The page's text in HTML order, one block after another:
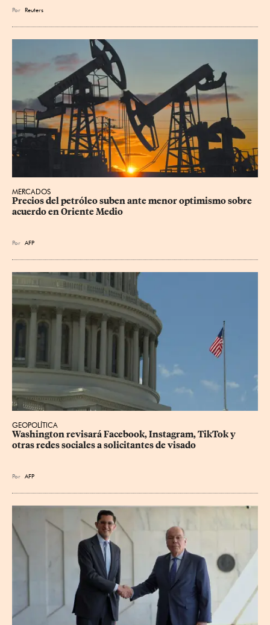
Por Reuters
MERCADOS
Precios del petróleo suben ante menor optimismo sobre
acuerdo en Oriente Medio
Por AFP
GEOPOLÍTICA
Washington revisará Facebook, Instagram, TikTok y
otras redes sociales a solicitantes de visado
Por AFP